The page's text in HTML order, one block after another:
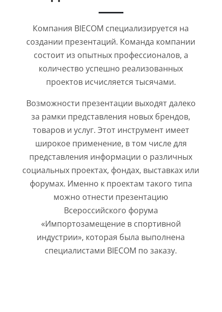
Компания BIECOM специализируется на
создании презентаций. Команда компании
состоит из опытных профессионалов, а
количество успешно реализованных
проектов исчисляется тысячами.
Возможности презентации выходят далеко
за рамки представления новых брендов,
товаров и услуг. Этот инструмент имеет
широкое применение, в том числе для
представления информации о различных
социальных проектах, фондах, выставках или
форумах. Именно к проектам такого типа
можно отнести презентацию
Всероссийского форума
«Импортозамещение в спортивной
индустрии», которая была выполнена
специалистами BIECOM по заказу.